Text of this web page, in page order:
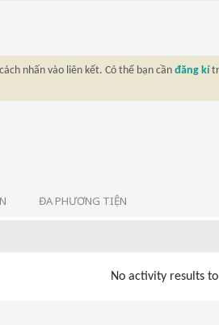
nhấn vào liên kết. Có thể bạn cần đăng kí
ĐA PHƯƠNG TIỆN
No activity results